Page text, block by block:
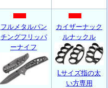
フルメタルパン
チングフリッパ
ーナイフ
カイザーナック
ルナックル
Lサイズ指の太
い方専用